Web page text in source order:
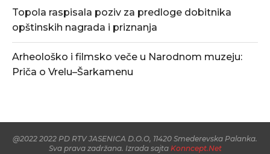
Topola raspisala poziv za predloge dobitnika
opštinskih nagrada i priznanja
Arheološko i filmsko veče u Narodnom muzeju:
Priča o Vrelu–Šarkamenu
@2022 2022 PD RTV JASENICA D.O.O, 11420 Smederevska Palanka.
Sva prava zadržana. Izrada sajta Konncept.Net